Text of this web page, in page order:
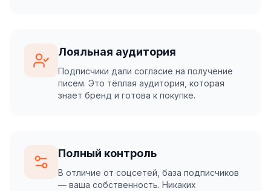
Лояльная аудитория
Подписчики дали согласие на получение
писем. Это тёплая аудитория, которая
знает бренд и готова к покупке.
Полный контроль
В отличие от соцсетей, база подписчиков
— ваша собственность. Никаких